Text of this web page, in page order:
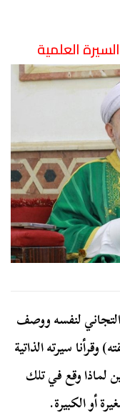
العلمية
لنفسه ووصف
وقرأنا سيرته الذاتية
لماذا وقع في تلك
أو الكبيرة.